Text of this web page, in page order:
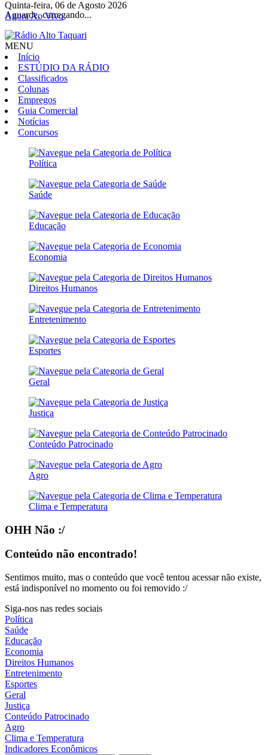
Aguarde, carregando...
Quinta-feira, 06 de Agosto 2026
Agora Ao Vivo
MENU
Início
ESTÚDIO DA RÁDIO
Classificados
Colunas
Empregos
Guia Comercial
Notícias
Concursos
Política
Saúde
Educação
Economia
Direitos Humanos
Entretenimento
Esportes
Geral
Justiça
Conteúdo Patrocinado
Agro
Clima e Temperatura
OHH Não :/
Conteúdo não encontrado!
Sentimos muito, mas o conteúdo que você tentou acessar não existe,
está indisponível no momento ou foi removido :/
Siga-nos nas redes sociais
Política
Saúde
Educação
Economia
Direitos Humanos
Entretenimento
Esportes
Geral
Justiça
Conteúdo Patrocinado
Agro
Clima e Temperatura
Indicadores Econômicos